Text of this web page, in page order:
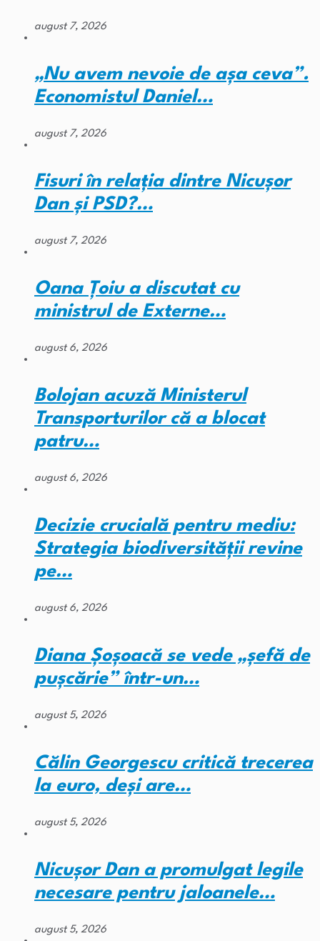
august 7, 2026
„Nu avem nevoie de așa ceva”.
Economistul Daniel…
august 7, 2026
Fisuri în relația dintre Nicușor
Dan și PSD?…
august 7, 2026
Oana Țoiu a discutat cu
ministrul de Externe…
august 6, 2026
Bolojan acuză Ministerul
Transporturilor că a blocat
patru…
august 6, 2026
Decizie crucială pentru mediu:
Strategia biodiversității revine
pe…
august 6, 2026
Diana Șoșoacă se vede „șefă de
pușcărie” într-un…
august 5, 2026
Călin Georgescu critică trecerea
la euro, deși are…
august 5, 2026
Nicușor Dan a promulgat legile
necesare pentru jaloanele…
august 5, 2026